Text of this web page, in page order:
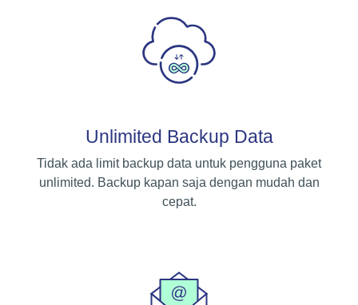
Unlimited Backup Data
Tidak ada limit backup data untuk pengguna paket
unlimited. Backup kapan saja dengan mudah dan
cepat.